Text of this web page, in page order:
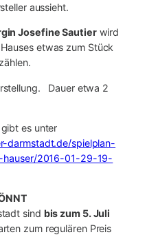
aussieht.
Josefine Sautierwird
etwas zum Stück
Dauer etwa 2
es unter
darmstadt.de/spielplan-
2016-01-29-19-
sind bis zum 5. Juli
zum regulären Preis